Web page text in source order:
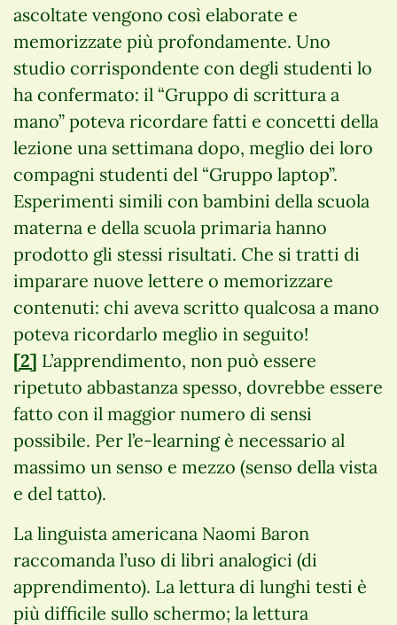
ascoltate vengono così elaborate e
memorizzate più profondamente. Uno
studio corrispondente con degli studenti lo
ha confermato: il “Gruppo di scrittura a
mano” poteva ricordare fatti e concetti della
lezione una settimana dopo, meglio dei loro
compagni studenti del “Gruppo laptop”.
Esperimenti simili con bambini della scuola
materna e della scuola primaria hanno
prodotto gli stessi risultati. Che si tratti di
imparare nuove lettere o memorizzare
contenuti: chi aveva scritto qualcosa a mano
poteva ricordarlo meglio in seguito!
[2] L’apprendimento, non può essere
ripetuto abbastanza spesso, dovrebbe essere
fatto con il maggior numero di sensi
possibile. Per l’e-learning è necessario al
massimo un senso e mezzo (senso della vista
e del tatto).
La linguista americana Naomi Baron
raccomanda l’uso di libri analogici (di
apprendimento). La lettura di lunghi testi è
più difficile sullo schermo; la lettura